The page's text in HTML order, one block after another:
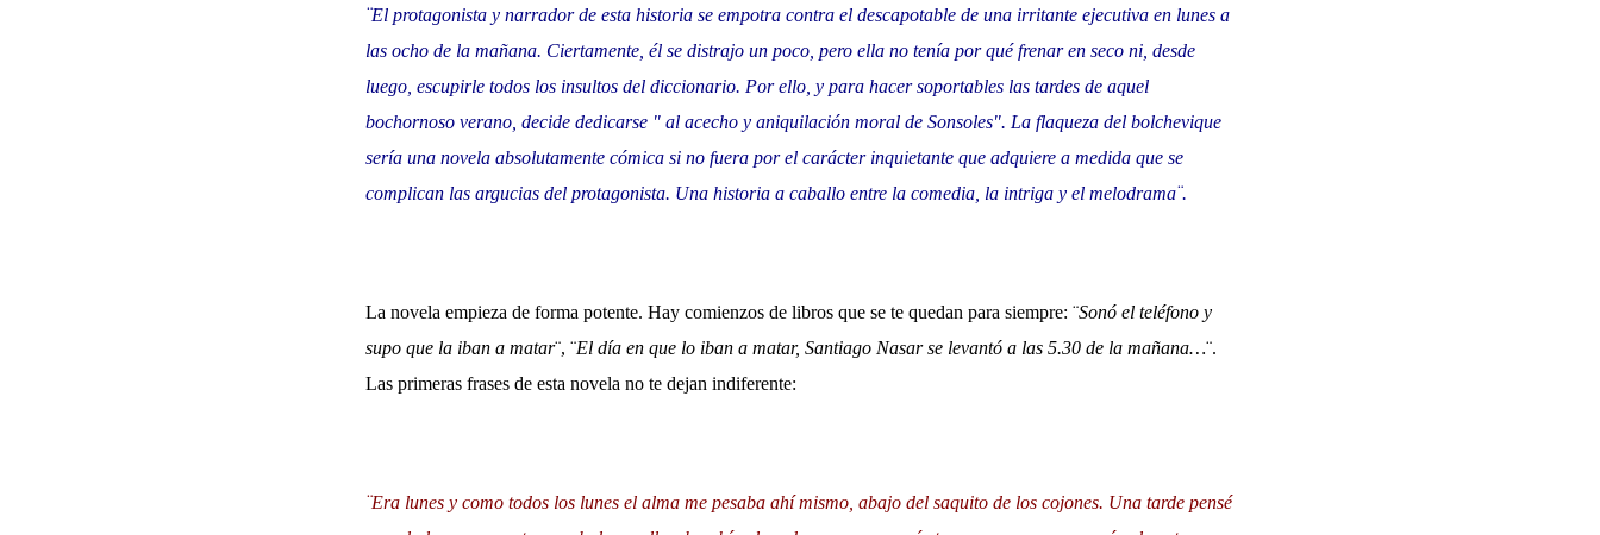
¨El protagonista y narrador de esta historia se empotra contra el descapotable de una irritante ejecutiva en lunes a
las ocho de la mañana. Ciertamente, él se distrajo un poco, pero ella no tenía por qué frenar en seco ni, desde
luego, escupirle todos los insultos del diccionario. Por ello, y para hacer soportables las tardes de aquel
bochornoso verano, decide dedicarse " al acecho y aniquilación moral de Sonsoles". La flaqueza del bolchevique
sería una novela absolutamente cómica si no fuera por el carácter inquietante que adquiere a medida que se
complican las argucias del protagonista. Una historia a caballo entre la comedia, la intriga y el melodrama¨.
La novela empieza de forma potente. Hay comienzos de libros que se te quedan para siempre: ¨Sonó el teléfono y
supo que la iban a matar¨, ¨El día en que lo iban a matar, Santiago Nasar se levantó a las 5.30 de la mañana…¨.
Las primeras frases de esta novela no te dejan indiferente:
¨Era lunes y como todos los lunes el alma me pesaba ahí mismo, abajo del saquito de los cojones. Una tarde pensé